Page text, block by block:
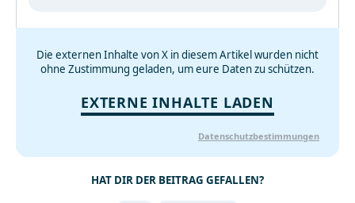
Die externen Inhalte von X in diesem Artikel wurden nicht
ohne Zustimmung geladen, um eure Daten zu schützen.
EXTERNE INHALTE LADEN
Datenschutzbestimmungen
HAT DIR DER BEITRAG GEFALLEN?